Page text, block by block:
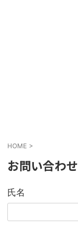
HOME >
お問い合わせ
氏名